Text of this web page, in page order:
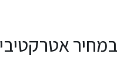
במחיר אטרקטיבי